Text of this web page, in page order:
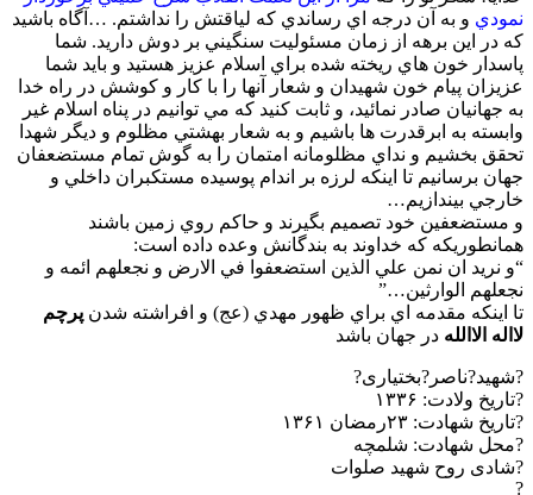
نمودي و به آن درجه اي رساندي كه لياقتش را نداشتم. …آگاه باشيد
كه در اين برهه از زمان مسئوليت سنگيني بر دوش داريد. شما
پاسدار خون هاي ريخته شده براي اسلام عزيز هستيد و بايد شما
عزيزان پيام خون شهيدان و شعار آنها را با كار و كوشش در راه خدا
به جهانيان صادر نمائيد، و ثابت كنيد كه مي توانيم در پناه اسلام غير
وابسته به ابرقدرت ها باشيم و به شعار بهشتي مظلوم و ديگر شهدا
تحقق بخشيم و نداي مظلومانه امتمان را به گوش تمام مستضعفان
جهان برسانيم تا اينكه لرزه بر اندام پوسيده مستكبران داخلي و
خارجي بيندازيم…
و مستضعفين خود تصميم بگيرند و حاكم روي زمين باشند
همانطوريكه كه خداوند به بندگانش وعده داده است:
“و نريد ان نمن علي الذين استضعفوا في الارض و نجعلهم ائمه و
نجعلهم الوارثين…”
تا اينكه مقدمه اي براي ظهور مهدي (عج) و افراشته شدن پرچم
لااله الاالله در جهان باشد
?شهید?ناصر?بختیاری?
?تاریخ ولادت: ۱۳۳۶
?تاریخ شهادت: ۲۳رمضان ۱۳۶۱
?محل شهادت: شلمچه
?شادی روح شهید صلوات
?